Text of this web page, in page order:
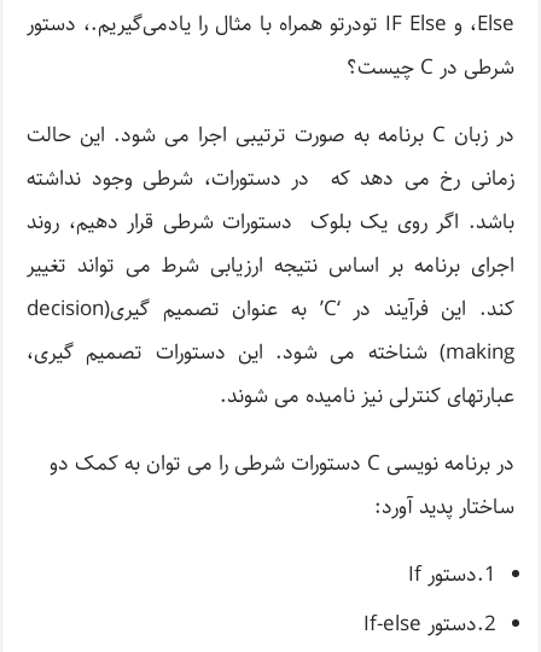
Else، و IF Else تودرتو همراه با مثال را یادمی‌گیریم.، دستور
شرطی در C چیست؟
در زبان C برنامه به صورت ترتیبی اجرا می شود. این حالت
زمانی رخ می دهد که در دستورات، شرطی وجود نداشته
باشد. اگر روی یک بلوک دستورات شرطی قرار دهیم، روند
اجرای برنامه بر اساس نتیجه ارزیابی شرط می تواند تغییر
کند. این فرآیند در ‘C’ به عنوان تصمیم گیری(decision
making) شناخته می شود. این دستورات تصمیم گیری،
عبارتهای کنترلی نیز نامیده می شوند.
در برنامه نویسی C دستورات شرطی را می توان به کمک دو
ساختار پدید آورد:
1.دستور If
2.دستور If-else